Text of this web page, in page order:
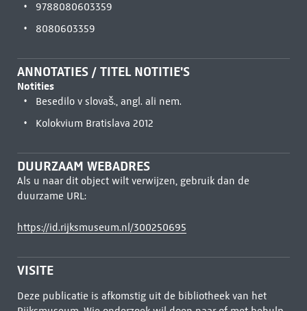
9788080603359
8080603359
ANNOTATIES / TITEL NOTITIE'S
Notities
Besedilo v slovaš., angl. ali nem.
Kolokvium Bratislava 2012
DUURZAAM WEBADRES
Als u naar dit object wilt verwijzen, gebruik dan de
duurzame URL:
https://id.rijksmuseum.nl/300250695
VISITE
Deze publicatie is afkomstig uit de bibliotheek van het